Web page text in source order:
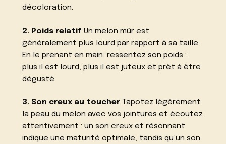
décoloration.
2. Poids relatif Un melon mûr est
généralement plus lourd par rapport à sa taille.
En le prenant en main, ressentez son poids :
plus il est lourd, plus il est juteux et prêt à être
dégusté.
3. Son creux au toucher Tapotez légèrement
la peau du melon avec vos jointures et écoutez
attentivement : un son creux et résonnant
indique une maturité optimale, tandis qu’un son